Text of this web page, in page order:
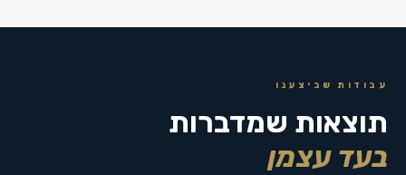
עבודות שביצענו
תוצאות שמדברות
בעד עצמן